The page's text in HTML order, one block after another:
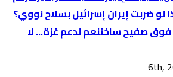
لو ضربت إيران إسرائيل بسلاح نووي؟
فوق صفيح ساخننعم لدعم غزة… لا